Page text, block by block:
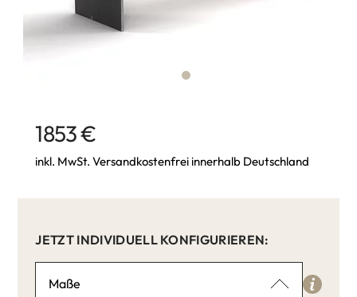
1853 €
inkl. MwSt. Versandkostenfrei innerhalb Deutschland
JETZT INDIVIDUELL KONFIGURIEREN:
Maße